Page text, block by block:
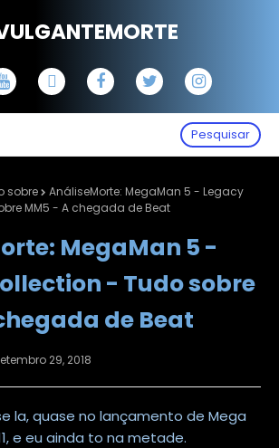
Pesquisar
sobre
AnáliseMorte: MegaMan 5 - Legacy
MM5 - A chegada de Beat
MegaMan 5 -
- Tudo sobre
de Beat
29, 2018
la, quase no lançamento de Mega
e eu ainda to na metade.